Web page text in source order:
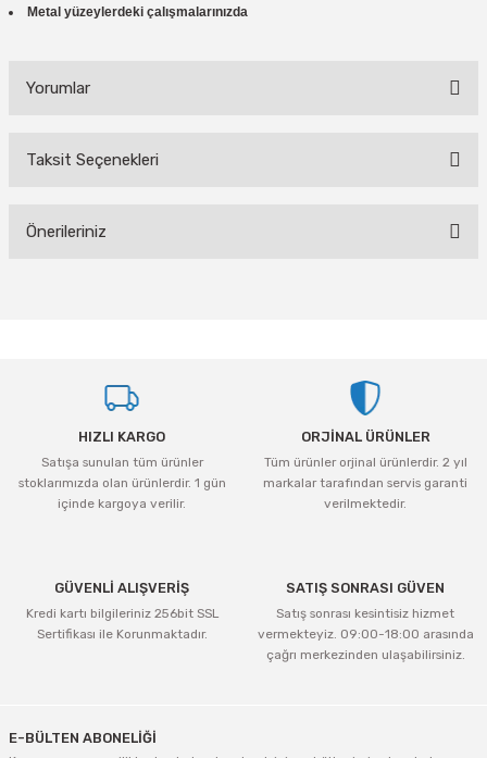
Metal yüzeylerdeki çalışmalarınızda
Yorumlar
Taksit Seçenekleri
Önerileriniz
Ürün resmi kalitesiz, bozuk veya görüntülenemiyor.
Ürün açıklamasında eksik bilgiler bulunuyor.
Ürün bilgilerinde hatalar bulunuyor.
Ürün fiyatı diğer sitelerden daha pahalı.
HIZLI KARGO
Satışa sunulan tüm ürünler
stoklarımızda olan ürünlerdir. 1 gün
içinde kargoya verilir.
ORJİNAL ÜRÜNLER
Tüm ürünler orjinal ürünlerdir. 2 yıl
markalar tarafından servis garanti
verilmektedir.
GÜVENLİ ALIŞVERİŞ
Kredi kartı bilgileriniz 256bit SSL
Sertifikası ile Korunmaktadır.
SATIŞ SONRASI GÜVEN
Satış sonrası kesintisiz hizmet
vermekteyiz. 09:00-18:00 arasında
çağrı merkezinden ulaşabilirsiniz.
E-BÜLTEN ABONELİĞİ